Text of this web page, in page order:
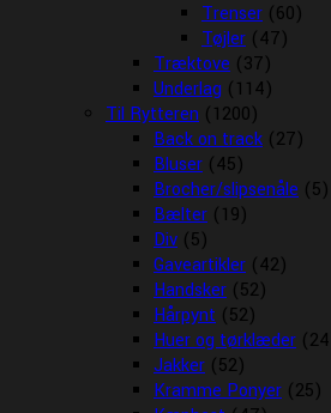
Trenser (60)
Tøjler (47)
Træktove (37)
Underlag (114)
Til Rytteren (1200)
Back on track (27)
Bluser (45)
Brocher/slipsenåle (5)
Bælter (19)
Div (5)
Gaveartikler (42)
Handsker (52)
Hårpynt (52)
Huer og tørklæder
Jakker (52)
Kramme Ponyer (25)